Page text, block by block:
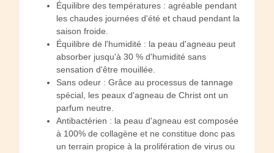
Équilibre des températures : agréable pendant
les chaudes journées d'été et chaud pendant la
saison froide.
Équilibre de l'humidité : la peau d'agneau peut
absorber jusqu'à 30 % d'humidité sans
sensation d'être mouillée.
Sans odeur : Grâce au processus de tannage
spécial, les peaux d'agneau de Christ ont un
parfum neutre.
Antibactérien : la peau d'agneau est composée
à 100% de collagène et ne constitue donc pas
un terrain propice à la prolifération de virus ou